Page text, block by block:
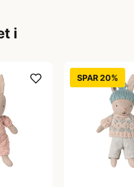
i
SPAR 20%